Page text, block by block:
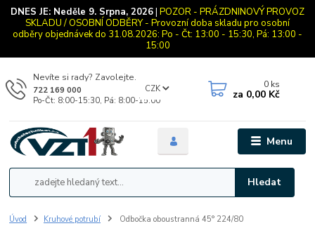
DNES JE: Neděle 9. Srpna, 2026| POZOR - PRÁZDNINOVÝ PROVOZ
SKLADU / OSOBNÍ ODBĚRY - Provozní doba skladu pro osobní
odběry objednávek do 31.08.2026: Po - Čt: 13:00 - 15:30, Pá: 13:00 -
15:00
Menu
CZK
Hledat
Nevíte si rady? Zavolejte.
722 169 000
Po-Čt: 8:00-15:30, Pá: 8:00-15:00
0 ks
za 0,00 Kč
Úvod Kruhové potrubí Odbočka oboustranná 45° 224/80